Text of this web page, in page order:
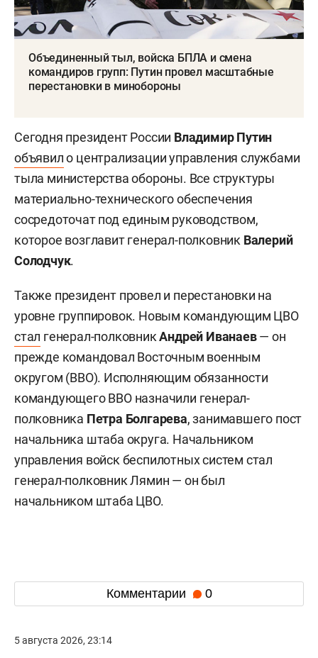
Объединенный тыл, войска БПЛА и смена
командиров групп: Путин провел масштабные
перестановки в минобороны
Сегодня президент России Владимир Путин
объявило централизации управления службами
тыла министерства обороны. Все структуры
материально-технического обеспечения
сосредоточат под единым руководством,
которое возглавит генерал-полковник Валерий
Солодчук.
Также президент провел и перестановки на
уровне группировок. Новым командующим ЦВО
стал генерал-полковникАндрей Иванаев— он
прежде командовал Восточным военным
округом (ВВО). Исполняющим обязанности
командующего ВВО назначили генерал-
полковника Петра Болгарева, занимавшего пост
начальника штаба округа. Начальником
управления войск беспилотных систем стал
генерал-полковник Лямин — он был
начальником штаба ЦВО.
Комментарии 0
5 августа 2026, 23:14